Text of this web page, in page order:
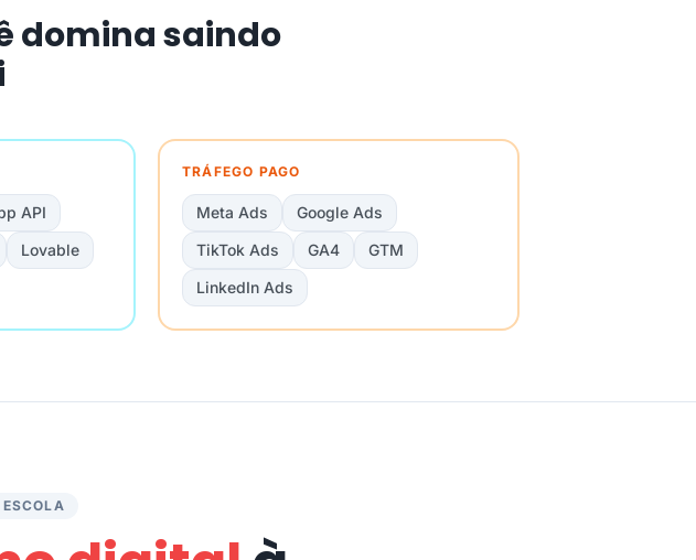
domina saindo
API
Lovable
TRÁFEGO PAGO
Meta Ads
Google Ads
TikTok Ads
GA4
GTM
LinkedIn Ads